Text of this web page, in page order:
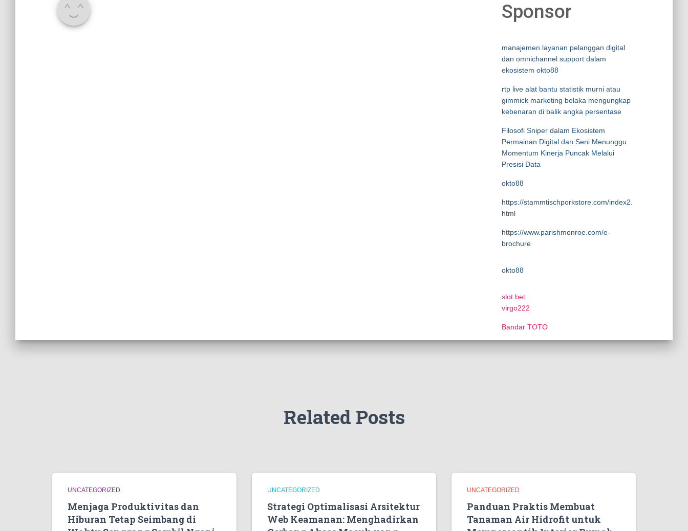
Sponsor
manajemen layanan pelanggan digital
dan omnichannel support dalam
ekosistem okto88
rtp live alat bantu statistik murni atau
gimmick marketing belaka mengungkap
kebenaran di balik angka persentase
Filosofi Sniper dalam Ekosistem
Permainan Digital dan Seni Menunggu
Momentum Kinerja Puncak Melalui
Presisi Data
okto88
https://stammtischporkstore.com/index2.
html
https://www.parishmonroe.com/e-
brochure
okto88
slot bet
virgo222
Bandar TOTO
Related Posts
UNCATEGORIZED
Menjaga Produktivitas dan
Hiburan Tetap Seimbang di
UNCATEGORIZED
Strategi Optimalisasi Arsitektur
Web Keamanan: Menghadirkan
UNCATEGORIZED
Panduan Praktis Membuat
Tanaman Air Hidrofit untuk